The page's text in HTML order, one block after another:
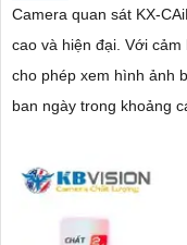
Camera quan sát KX-
cao và hiện đại. Với cảm biến CMOS Progressive Scan, camera
cho phép xem hình ảnh
ban ngày trong khoảng